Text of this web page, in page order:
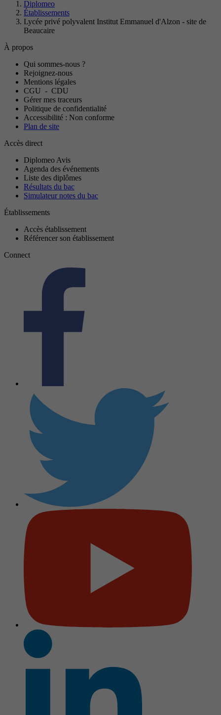
Diplomeo
Établissements
Lycée privé polyvalent Institut Emmanuel d'Alzon - site de
Beaucaire
À propos
Qui sommes-nous ?
Rejoignez-nous
Mentions légales
CGU - CDU
Gérer mes traceurs
Politique de confidentialité
Accessibilité : Non conforme
Plan de site
Accès direct
Diplomeo Avis
Agenda des événements
Liste des diplômes
Résultats du bac
Simulateur notes du bac
Établissements
Accès établissement
Référencer son établissement
Connect